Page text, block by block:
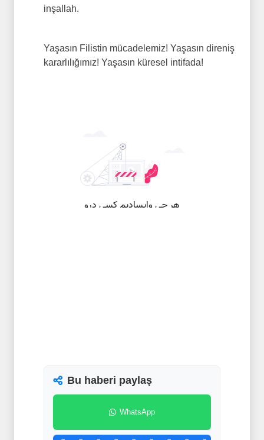
inşallah.
Yaşasın Filistin mücadelemiz! Yaşasın direniş
kararlılığımız! Yaşasın küresel intifada!
Bu haberi paylaş
WhatsApp